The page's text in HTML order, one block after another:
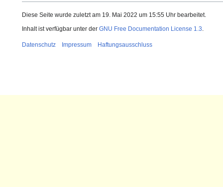
Diese Seite wurde zuletzt am 19. Mai 2022 um 15:55 Uhr bearbeitet.
Inhalt ist verfügbar unter der GNU Free Documentation License 1.3.
Datenschutz Impressum Haftungsausschluss